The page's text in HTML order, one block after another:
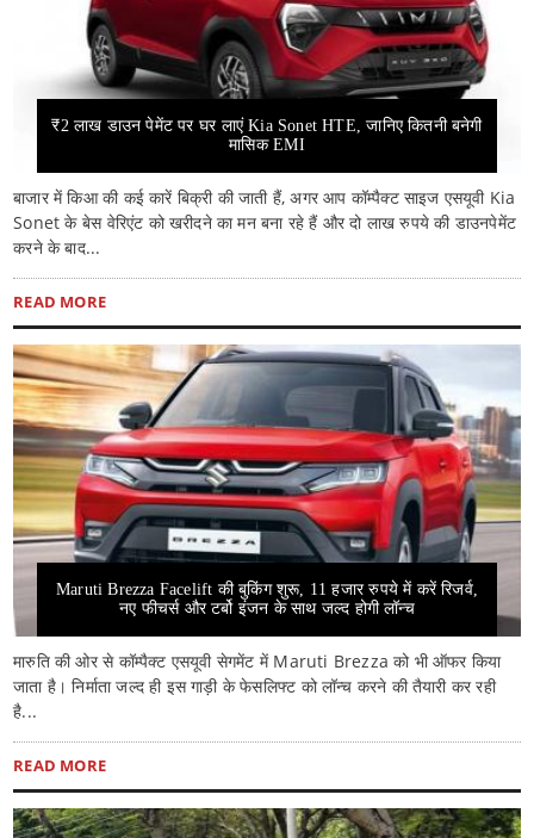
₹2 लाख डाउन पेमेंट पर घर लाएं Kia Sonet HTE, जानिए कितनी बनेगी
मासिक EMI
बाजार में किआ की कई कारें बिक्री की जाती हैं, अगर आप कॉम्पैक्ट साइज एसयूवी Kia
Sonet के बेस वेरिएंट को खरीदने का मन बना रहे हैं और दो लाख रुपये की डाउनपेमेंट
करने के बाद...
READ MORE
Maruti Brezza Facelift की बुकिंग शुरू, 11 हजार रुपये में करें रिजर्व,
नए फीचर्स और टर्बो इंजन के साथ जल्द होगी लॉन्च
मारुति की ओर से कॉम्पैक्ट एसयूवी सेगमेंट में Maruti Brezza को भी ऑफर किया
जाता है। निर्माता जल्द ही इस गाड़ी के फेसलिफ्ट को लॉन्च करने की तैयारी कर रही
है...
READ MORE